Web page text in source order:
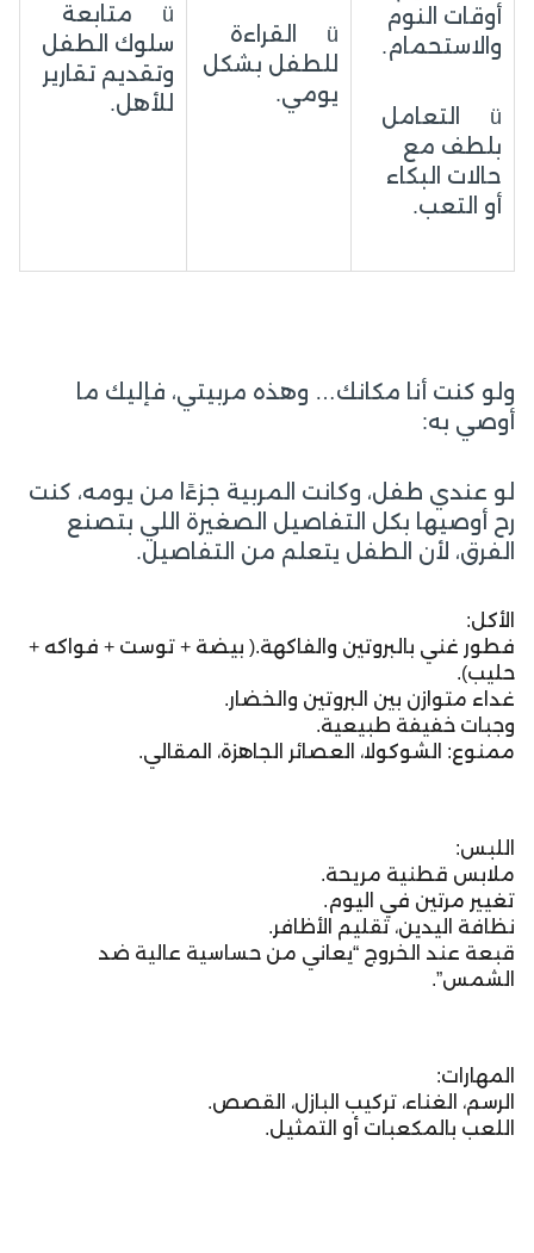
أوقات النوم
والاستحمام.
ü التعامل
بلطف مع
حالات البكاء
أو التعب.
ü القراءة
للطفل بشكل
يومي.
ü متابعة
سلوك الطفل
وتقديم تقارير
للأهل.
ولو كنت أنا مكانك… وهذه مربيتي، فإليك ما
أوصي به:
لو عندي طفل، وكانت المربية جزءًا من يومه، كنت
رح أوصيها بكل التفاصيل الصغيرة اللي بتصنع
الفرق، لأن الطفل يتعلم من التفاصيل.
الأكل:
فطور غني بالبروتين والفاكهة.( بيضة + توست + فواكه +
حليب).
غداء متوازن بين البروتين والخضار.
وجبات خفيفة طبيعية.
ممنوع: الشوكولا، العصائر الجاهزة، المقالي.
اللبس:
ملابس قطنية مريحة.
تغيير مرتين في اليوم.
نظافة اليدين، تقليم الأظافر.
قبعة عند الخروج “يعاني من حساسية عالية ضد
الشمس”.
المهارات:
الرسم، الغناء، تركيب البازل، القصص.
اللعب بالمكعبات أو التمثيل.